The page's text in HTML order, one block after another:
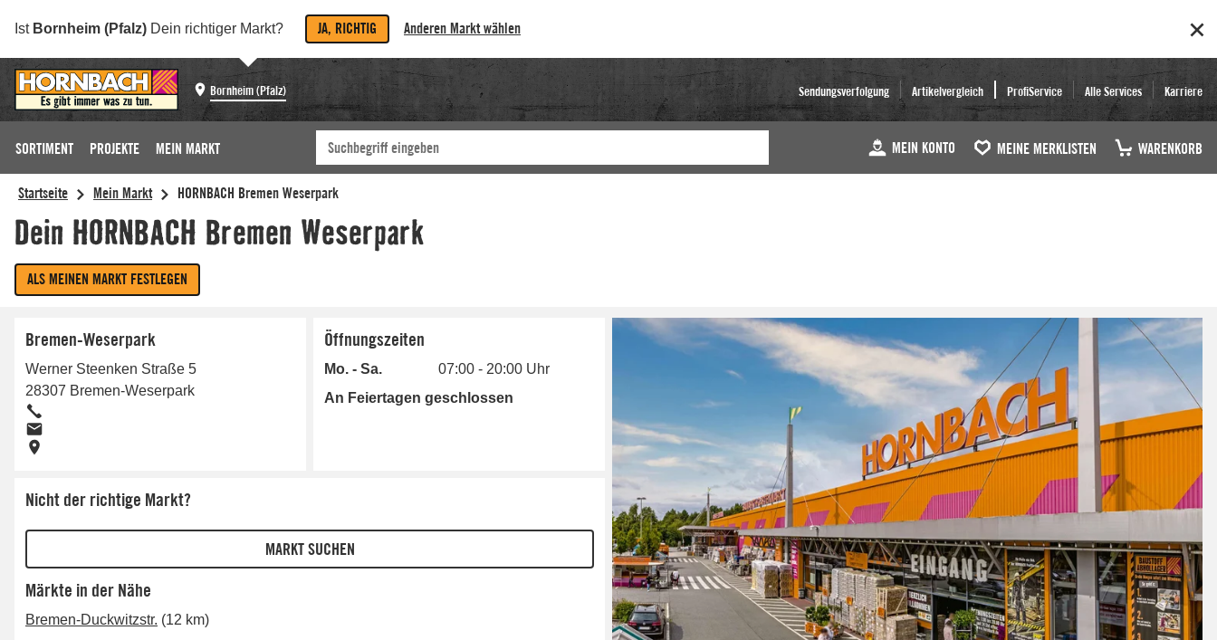
Ist Bornheim (Pfalz) Dein richtiger Markt? JA, RICHTIG Anderen Markt wählen
Bornheim (Pfalz) Sendungsverfolgung Artikelvergleich ProfiService Alle Services Karriere
SORTIMENT PROJEKTE MEIN MARKT MEIN KONTO MEINE MERKLISTEN WARENKORB
Bremen-Weserpark
Werner Steenken Straße 5
28307 Bremen-Weserpark
Öffnungszeiten
Mo. - Sa.
07:00 - 20:00 Uhr
An Feiertagen geschlossen
Nicht der richtige Markt?
Märkte in der Nähe
Bremen-Duckwitzstr. (12 km)